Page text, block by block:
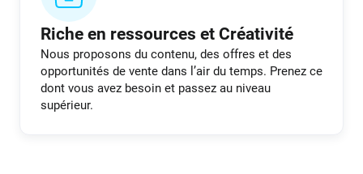
Riche en ressources et Créativité
Nous proposons du contenu, des offres et des
opportunités de vente dans l’air du temps. Prenez ce
dont vous avez besoin et passez au niveau
supérieur.